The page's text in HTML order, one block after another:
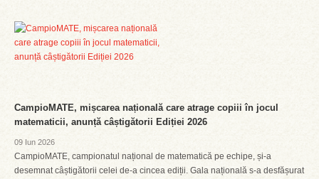
CampioMATE, mișcarea națională care atrage copiii în jocul
matematicii, anunță câștigătorii Ediției 2026
09 Iun 2026
CampioMATE, campionatul național de matematică pe echipe, și-a
desemnat câștigătorii celei de-a cincea ediții. Gala națională s-a desfășurat